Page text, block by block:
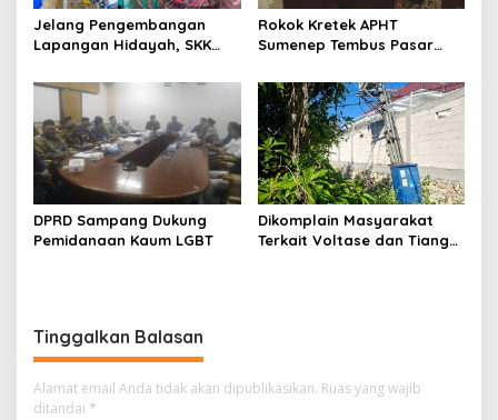
Jelang Pengembangan
Lapangan Hidayah, SKK
Perkuat Sinergi dengan
Nelayan Sampang
Rokok Kretek APHT
Sumenep Tembus Pasar
DPRD Sampang Dukung
Pemidanaan Kaum LGBT
Dikomplain Masyarakat
Terkait Voltase dan Tiang
Tinggalkan Balasan
Alamat email Anda tidak akan dipublikasikan. Ruas yang wajib
ditandai *